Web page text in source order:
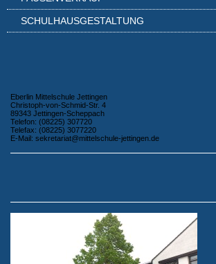
SCHULHAUSGESTALTUNG
Eberlin Mittelschule Jettingen
Christoph-von-Schmid-Str. 4
89343 Jettingen-Scheppach
Telefon: (08225) 307720
Telefax: (08225) 3077220
E-Mail: sekretariat@mittelschule-jettingen.de